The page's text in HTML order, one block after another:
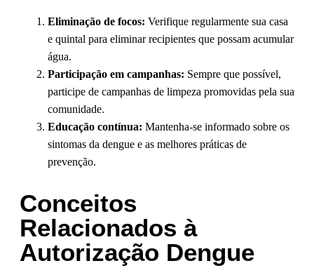
Eliminação de focos: Verifique regularmente sua casa
e quintal para eliminar recipientes que possam acumular
água.
Participação em campanhas: Sempre que possível,
participe de campanhas de limpeza promovidas pela sua
comunidade.
Educação contínua: Mantenha-se informado sobre os
sintomas da dengue e as melhores práticas de
prevenção.
Conceitos
Relacionados à
Autorização Dengue